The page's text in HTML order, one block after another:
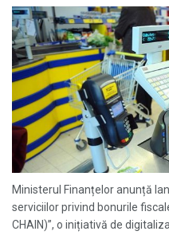
Ministerul Finanțelor anunță
serviciilor privind bonurile
CHAIN)”, o inițiativă de